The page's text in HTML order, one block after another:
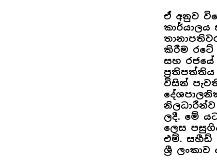
ඒ අනුව
කිරීම
සහ රජයේ
විසින්
නිලධාරීන්ව
ලදී. මේ
ලෙස
එම්. සහීඩ්
ශ්‍රී